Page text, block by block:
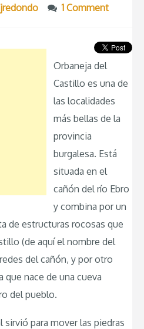
1 Comment
Orbaneja del
Castillo es una de
las localidades
más bellas de la
provincia
burgalesa. Está
situada en el
cañón del río Ebro
y combina por un
de estructuras rocosas que
(de aquí el nombre del
del cañón, y por otro
que nace de una cueva
del pueblo.
para mover las piedras